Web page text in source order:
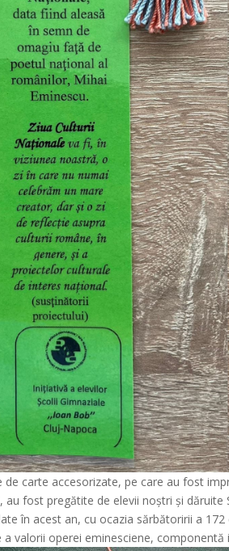
de carte accesorizate, pe care au fost
au fost pregătite de elevii noștri și dăruite
în acest an, cu ocazia sărbătoririi a
a valorii operei eminesciene,